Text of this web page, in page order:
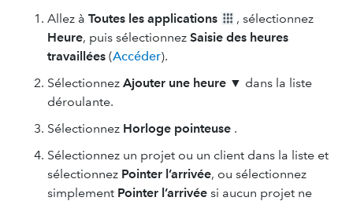
Allez à Toutes les applications
, sélectionnez
Heure, puis sélectionnez Saisie des heures
travaillées (Accéder).
Sélectionnez Ajouter une heure ▼ dans la liste
déroulante.
Sélectionnez Horloge pointeuse .
Sélectionnez un projet ou un client dans la liste et
sélectionnez Pointer l’arrivée, ou sélectionnez
simplement Pointer l’arrivée si aucun projet ne